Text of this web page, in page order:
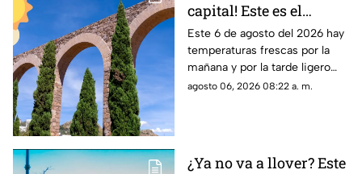
capital! Este es el
pronóstico del clima en
Zacatecas HOY jueves 6
de agosto
Este 6 de agosto del 2026 hay
temperaturas frescas por la
mañana y por la tarde ligero
calor; el clima de hoy en
agosto 06, 2026 08:22 a. m.
¿Ya no va a llover? Este